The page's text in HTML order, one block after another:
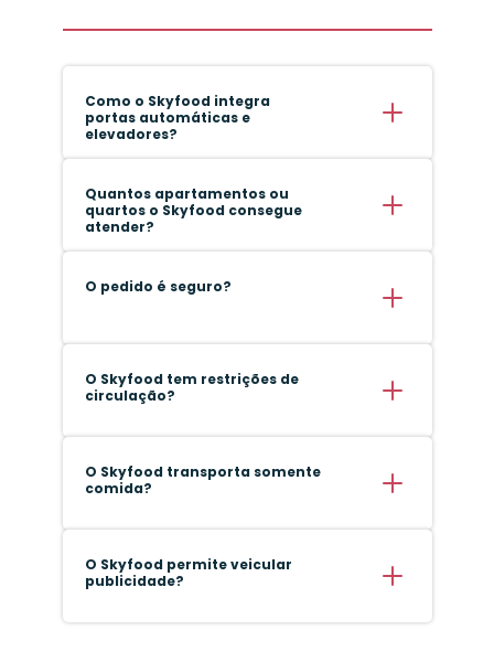
Como o Skyfood integra
portas automáticas e
elevadores?
Quantos apartamentos ou
quartos o Skyfood consegue
atender?
O pedido é seguro?
O Skyfood tem restrições de
circulação?
O Skyfood transporta somente
comida?
O Skyfood permite veicular
publicidade?